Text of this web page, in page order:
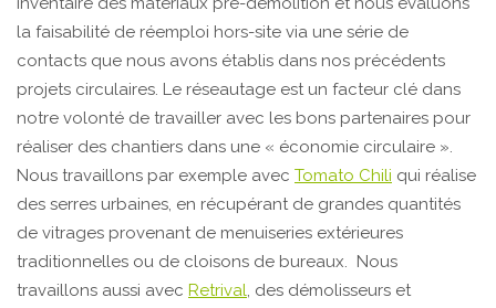
la faisabilité de réemploi hors-site via une série de
contacts que nous avons établis dans nos précédents
projets circulaires. Le réseautage est un facteur clé dans
notre volonté de travailler avec les bons partenaires pour
réaliser des chantiers dans une « économie circulaire ».
Nous travaillons par exemple avec Tomato Chili qui réalise
des serres urbaines, en récupérant de grandes quantités
de vitrages provenant de menuiseries extérieures
traditionnelles ou de cloisons de bureaux. Nous
travaillons aussi avec Retrival, des démolisseurs et